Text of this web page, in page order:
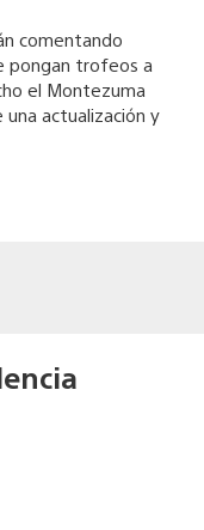
comentando
pongan trofeos a
el Montezuma
actualización y